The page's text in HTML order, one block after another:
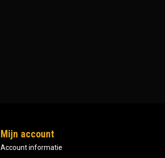
Mijn account
Account informatie